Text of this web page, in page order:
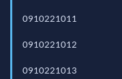
0910221011
0910221012
0910221013